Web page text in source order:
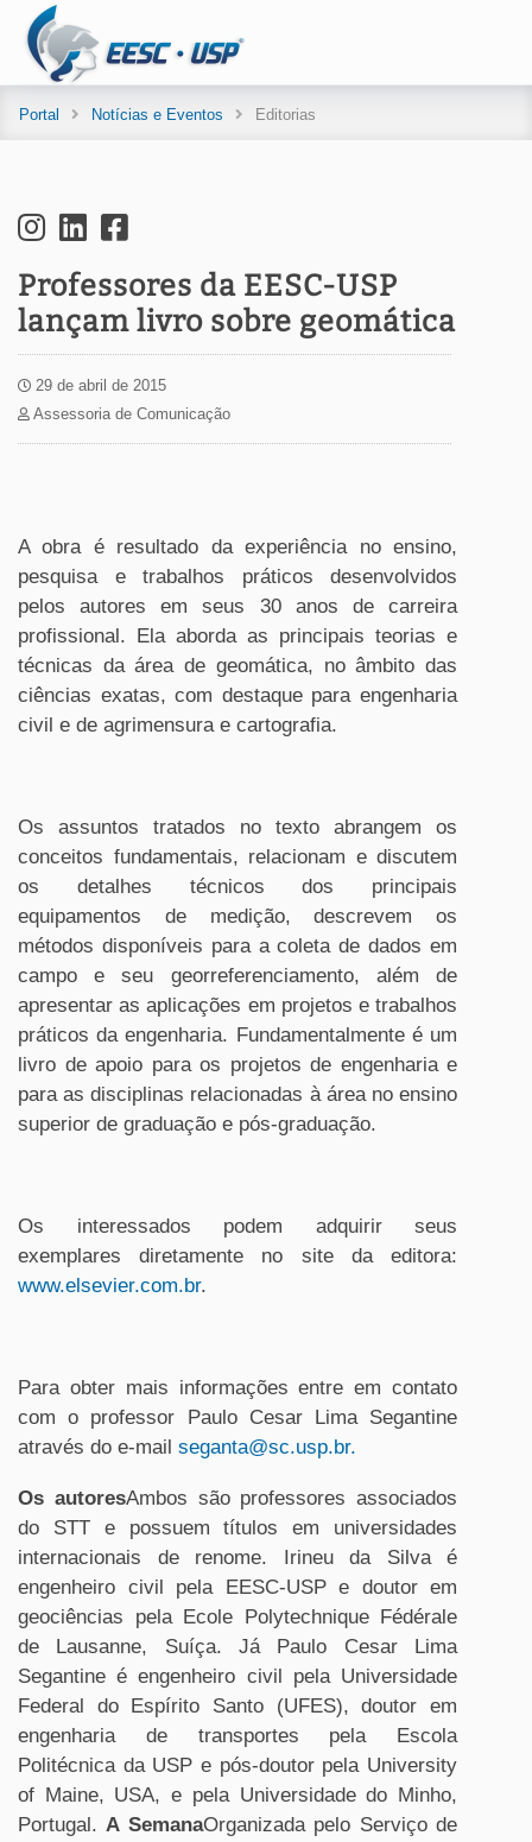
Portal Notícias e Eventos Editorias
Professores da EESC-USP
lançam livro sobre geomática
29 de abril de 2015
Assessoria de Comunicação
A obra é resultado da experiência no ensino,
pesquisa e trabalhos práticos desenvolvidos
pelos autores em seus 30 anos de carreira
profissional. Ela aborda as principais teorias e
técnicas da área de geomática, no âmbito das
ciências exatas, com destaque para engenharia
civil e de agrimensura e cartografia.
Os assuntos tratados no texto abrangem os
conceitos fundamentais, relacionam e discutem
os detalhes técnicos dos principais
equipamentos de medição, descrevem os
métodos disponíveis para a coleta de dados em
campo e seu georreferenciamento, além de
apresentar as aplicações em projetos e trabalhos
práticos da engenharia. Fundamentalmente é um
livro de apoio para os projetos de engenharia e
para as disciplinas relacionadas à área no ensino
superior de graduação e pós-graduação.
Os interessados podem adquirir seus
exemplares diretamente no site da editora:
www.elsevier.com.br.
Para obter mais informações entre em contato
com o professor Paulo Cesar Lima Segantine
através do e-mail seganta@sc.usp.br.
Os autoresAmbos são professores associados
do STT e possuem títulos em universidades
internacionais de renome. Irineu da Silva é
engenheiro civil pela EESC-USP e doutor em
geociências pela Ecole Polytechnique Fédérale
de Lausanne, Suíça. Já Paulo Cesar Lima
Segantine é engenheiro civil pela Universidade
Federal do Espírito Santo (UFES), doutor em
engenharia de transportes pela Escola
Politécnica da USP e pós-doutor pela University
of Maine, USA, e pela Universidade do Minho,
Portugal.A SemanaOrganizada pelo Serviço de